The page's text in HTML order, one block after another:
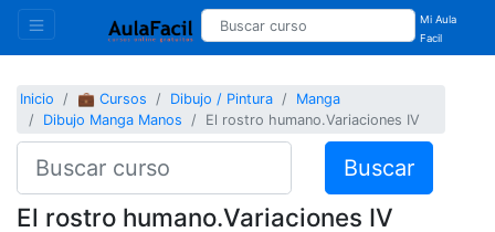
Mi Aula
Facil
Inicio 💼 Cursos Dibujo / Pintura
Manga
Dibujo Manga Manos
El rostro humano.Variaciones IV
Buscar
El rostro humano.Variaciones IV